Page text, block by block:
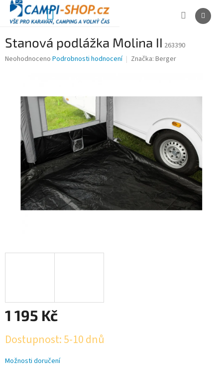
Přejít
obsah
NÁKUPNÍ
Stanová podlážka Molina II 263390
Průměrné
hvězdiček.
Neohodnoceno Podrobnosti hodnocení Značka: Berger
1 195 Kč
cena:
Dostupnost: 5-10 dnů
Možnosti doručení